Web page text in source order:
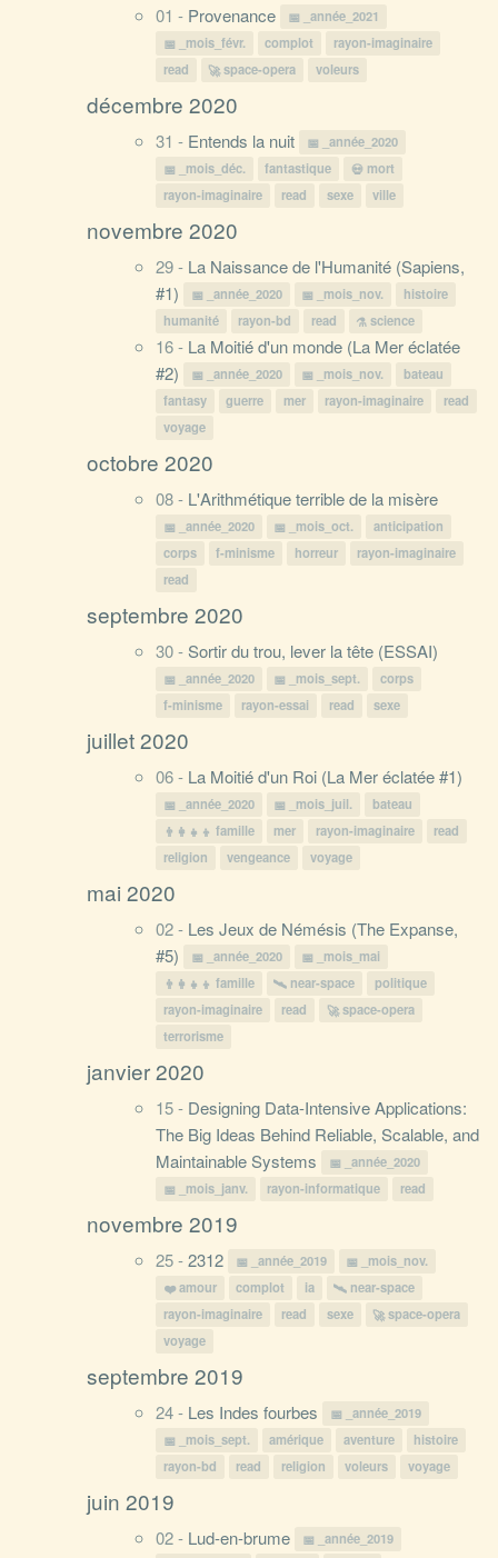
01 - Provenance
_année_2021
_mois_févr.
complot
rayon-imaginaire
read
space-opera voleurs
décembre 2020
31 - Entends la nuit
_année_2020
_mois_déc.
fantastique
mort
rayon-imaginaire
read sexe ville
novembre 2020
29 - La Naissance de l'Humanité (Sapiens,
#1)
_année_2020 _mois_nov.
histoire
humanité
rayon-bd read science
16 - La Moitié d'un monde (La Mer éclatée
#2)
_année_2020 _mois_nov.
bateau
fantasy
guerre mer rayon-imaginaire
read
voyage
octobre 2020
08 - L'Arithmétique terrible de la misère
_année_2020 _mois_oct.
anticipation
corps
f-minisme horreur
rayon-imaginaire
read
septembre 2020
30 -Sortir du trou, lever la tête (ESSAI)
_année_2020 _mois_sept.
corps
f-minisme
rayon-essai read sexe
juillet 2020
06 - La Moitié d'un Roi (La Mer éclatée #1)
_année_2020 _mois_juil.
bateau
famille
mer rayon-imaginaire
read
religion
vengeance voyage
mai 2020
02 - Les Jeux de Némésis (The Expanse,
#5)
_année_2020
_mois_mai
famille
near-space
politique
rayon-imaginaire
read
space-opera
terrorisme
janvier 2020
15 - Designing Data-Intensive Applications:
The Big Ideas Behind Reliable, Scalable, and
Maintainable Systems
_année_2020
_mois_janv.
rayon-informatique read
novembre 2019
25 -2312 _année_2019
_mois_nov.
amour
complot ia
near-space
rayon-imaginaire
read sexe
space-opera
voyage
septembre 2019
24 - Les Indes fourbes
_année_2019
_mois_sept.
amérique aventure
histoire
rayon-bd
read religion voleurs voyage
juin 2019
02 - Lud-en-brume
_année_2019